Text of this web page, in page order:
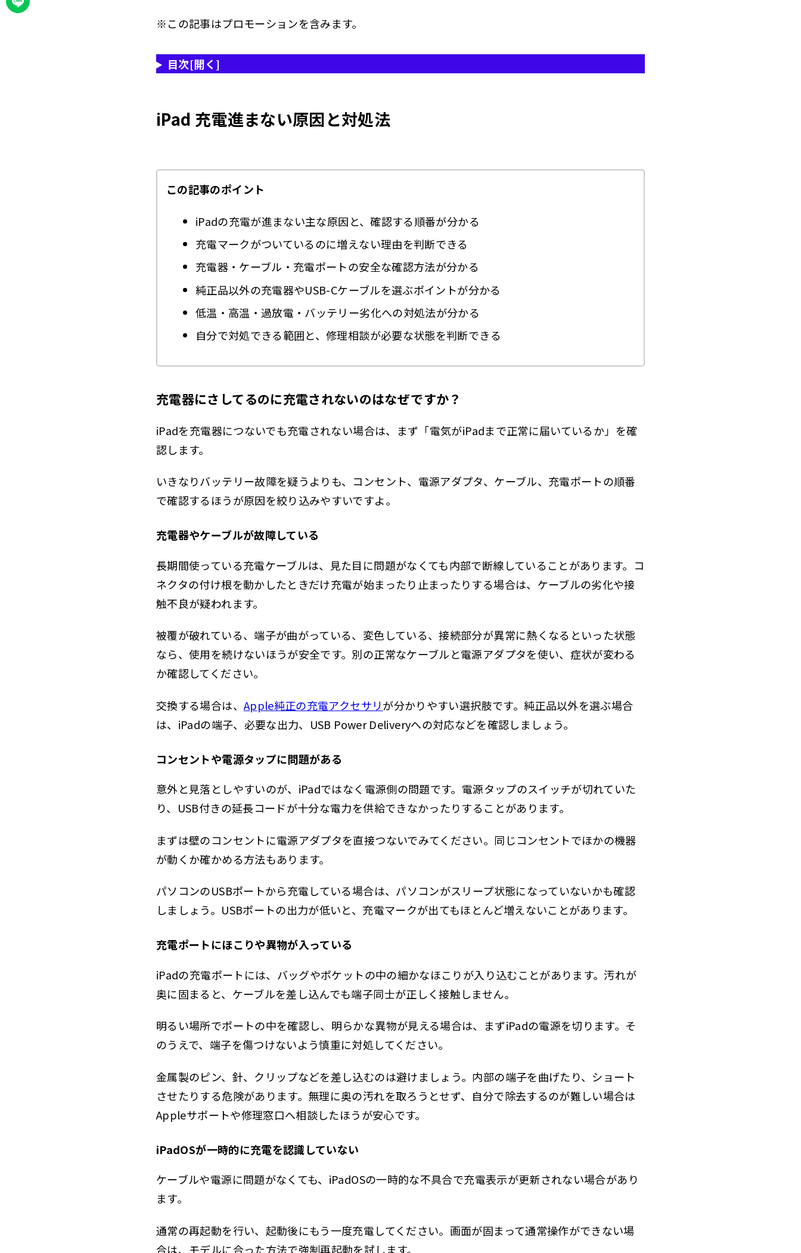
※この記事はプロモーションを含みます。
目次[開く]
iPad 充電進まない原因と対処法
この記事のポイント
iPadの充電が進まない主な原因と、確認する順番が分かる
充電マークがついているのに増えない理由を判断できる
充電器・ケーブル・充電ポートの安全な確認方法が分かる
純正品以外の充電器やUSB-Cケーブルを選ぶポイントが分かる
低温・高温・過放電・バッテリー劣化への対処法が分かる
自分で対処できる範囲と、修理相談が必要な状態を判断できる
充電器にさしてるのに充電されないのはなぜですか？
iPadを充電器につないでも充電されない場合は、まず「電気がiPadまで正常に届いているか」を確
認します。
いきなりバッテリー故障を疑うよりも、コンセント、電源アダプタ、ケーブル、充電ポートの順番
で確認するほうが原因を絞り込みやすいですよ。
充電器やケーブルが故障している
長期間使っている充電ケーブルは、見た目に問題がなくても内部で断線していることがあります。コ
ネクタの付け根を動かしたときだけ充電が始まったり止まったりする場合は、ケーブルの劣化や接
触不良が疑われます。
被覆が破れている、端子が曲がっている、変色している、接続部分が異常に熱くなるといった状態
なら、使用を続けないほうが安全です。別の正常なケーブルと電源アダプタを使い、症状が変わる
か確認してください。
交換する場合は、 Apple純正の充電アクセサリが分かりやすい選択肢です。純正品以外を選ぶ場合
は、iPadの端子、必要な出力、USB Power Deliveryへの対応などを確認しましょう。
コンセントや電源タップに問題がある
意外と見落としやすいのが、iPadではなく電源側の問題です。電源タップのスイッチが切れていた
り、USB付きの延長コードが十分な電力を供給できなかったりすることがあります。
まずは壁のコンセントに電源アダプタを直接つないでみてください。同じコンセントでほかの機器
が動くか確かめる方法もあります。
パソコンのUSBポートから充電している場合は、パソコンがスリープ状態になっていないかも確認
しましょう。USBポートの出力が低いと、充電マークが出てもほとんど増えないことがあります。
充電ポートにほこりや異物が入っている
iPadの充電ポートには、バッグやポケットの中の細かなほこりが入り込むことがあります。汚れが
奥に固まると、ケーブルを差し込んでも端子同士が正しく接触しません。
明るい場所でポートの中を確認し、明らかな異物が見える場合は、まずiPadの電源を切ります。そ
のうえで、端子を傷つけないよう慎重に対処してください。
金属製のピン、針、クリップなどを差し込むのは避けましょう。内部の端子を曲げたり、ショート
させたりする危険があります。無理に奥の汚れを取ろうとせず、自分で除去するのが難しい場合は
Appleサポートや修理窓口へ相談したほうが安心です。
iPadOSが一時的に充電を認識していない
ケーブルや電源に問題がなくても、iPadOSの一時的な不具合で充電表示が更新されない場合があり
ます。
通常の再起動を行い、起動後にもう一度充電してください。画面が固まって通常操作ができない場
合は、モデルに合った方法で強制再起動を試します。
2.2 USB-C・タイプCのiPadが充電できない場合
2.2.2 USB-Cケーブルの違いを確認する
2.2.4 USBハブやドックを外す
2.3 iPadが純正以外の充電器で充電できない場合
2.3.1 充電器を選ぶときの比較ポイント
2.3.2 充電器の候補を比較する
2.4 iPadが充電切れで起動しない場合
2.4.1 まず30分～1時間は充電を続ける
2.4.2 充電後に強制再起動を試す
2.4.3 別の充電器とケーブルで再確認する
2.4.4 修理相談へ切り替える目安
2.5 低温でiPadの充電パーセントが増えない場合
2.5.3 低温のまま充電を繰り返さない
2.6.1 対応モデルでは設定から確認する
2.6.3 バッテリー交換を検討したほうがよい状態
2.7 やってはいけない対処法
2.8 iPadの充電トラブルで失敗しやすいポイントと確認の目安
2.9 iPad 充電進まないまとめ